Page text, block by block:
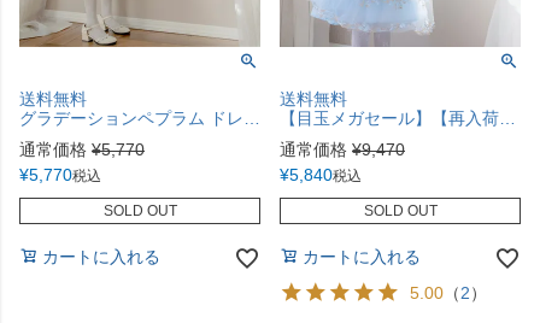
送料無料
グラデーションペプラム ドレスTAK
通常価格 ¥5,770
¥5,770税込
SOLD OUT
カートに入れる
送料無料
【目玉メガセール】【再入荷なし・在庫限り】花刺繍チュールレースドレスTAK
通常価格 ¥9,470
¥5,840税込
SOLD OUT
カートに入れる
5.00 （2）